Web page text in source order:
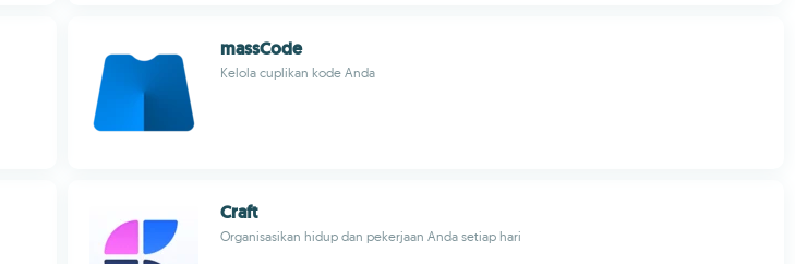
massCode
Kelola cuplikan kode Anda
Craft
Organisasikan hidup dan pekerjaan Anda setiap hari